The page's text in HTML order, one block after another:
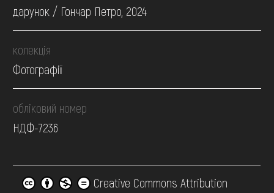
дарунок / Гончар Петро, 2024
колекція
Фотографії
обліковий номер
НДФ-7236
Creative Commons Attribution